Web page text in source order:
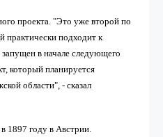
проекта. "Это уже второй по
практически подходит к
в начале следующего
который планируется
области", - сказал
1897 году в Австрии.